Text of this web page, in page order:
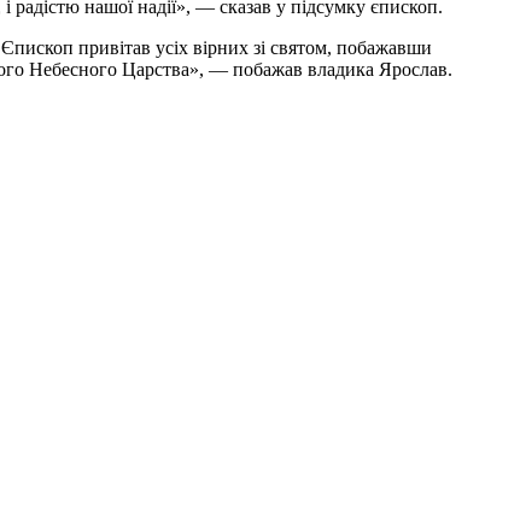
радістю нашої надії», — сказав у підсумку єпископ.
привітав усіх вірних зі святом, побажавши
Небесного Царства», — побажав владика Ярослав.